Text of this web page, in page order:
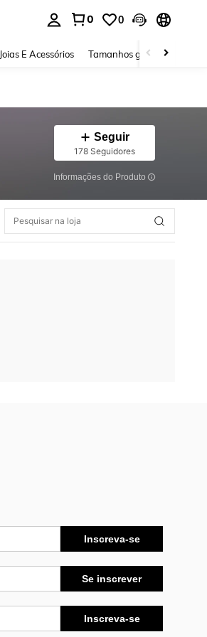
0 0
Joias E Acessórios Tamanhos grandes
Seguir
178 Seguidores
Informações do Produto
Inscreva-se
Se inscrever
Inscreva-se